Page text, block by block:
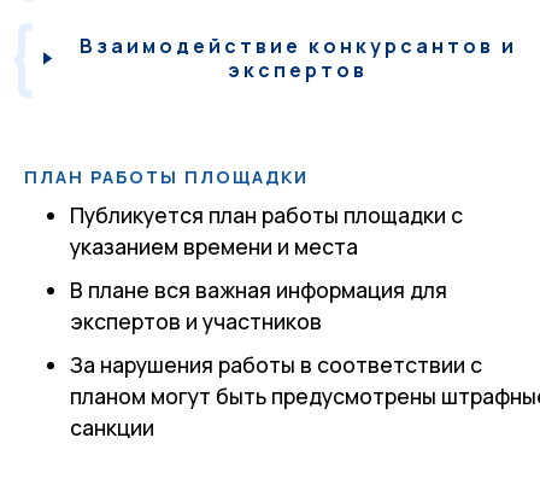
Взаимодействие конкурсантов и
экспертов
ПЛАН РАБОТЫ ПЛОЩАДКИ
Публикуется план работы площадки с
указанием времени и места
В плане вся важная информация для
экспертов и участников
За нарушения работы в соответствии с
планом могут быть предусмотрены
санкции